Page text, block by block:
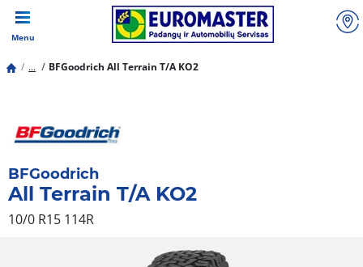
Menu
... BFGoodrich All Terrain T/A KO2
BFGoodrich
All Terrain T/A KO2
10/0 R15 114R